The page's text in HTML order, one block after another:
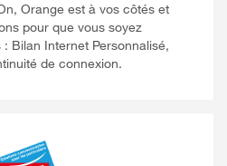
Orange est à vos côtés et
pour que vous soyez
Bilan Internet Personnalisé,
de connexion.